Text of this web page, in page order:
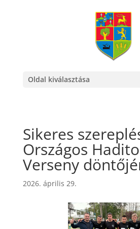
Oldal kiválasztása
Sikeres
Országos
Verseny
2026. április 29.